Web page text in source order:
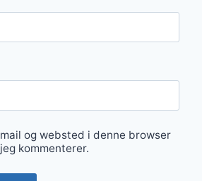
og websted i denne browser
kommenterer.